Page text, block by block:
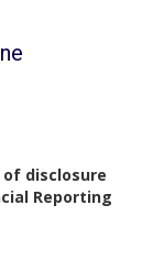
disclosure
Reporting